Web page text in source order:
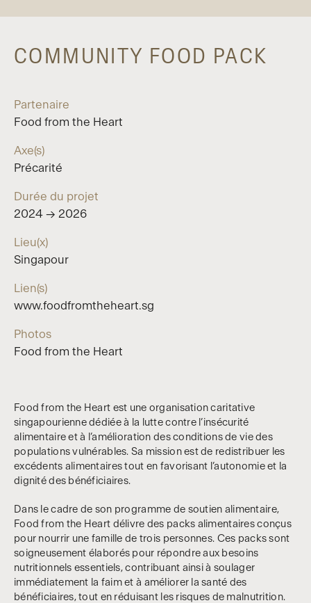
COMMUNITY FOOD PACK
Partenaire
Food from the Heart
Axe(s)
Précarité
Durée du projet
2024 → 2026
Lieu(x)
Singapour
Lien(s)
www.foodfromtheheart.sg
Photos
Food from the Heart
Food from the Heart est une organisation caritative
singapourienne dédiée à la lutte contre l’insécurité
alimentaire et à l’amélioration des conditions de vie des
populations vulnérables. Sa mission est de redistribuer les
excédents alimentaires tout en favorisant l’autonomie et la
dignité des bénéficiaires.
Dans le cadre de son programme de soutien alimentaire,
Food from the Heart délivre des packs alimentaires conçus
pour nourrir une famille de trois personnes. Ces packs sont
soigneusement élaborés pour répondre aux besoins
nutritionnels essentiels, contribuant ainsi à soulager
immédiatement la faim et à améliorer la santé des
bénéficiaires, tout en réduisant les risques de malnutrition.